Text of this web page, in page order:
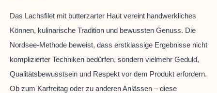
Das Lachsfilet mit butterzarter Haut vereint handwerkliches
Können, kulinarische Tradition und bewussten Genuss. Die
Nordsee-Methode beweist, dass erstklassige Ergebnisse nicht
komplizierter Techniken bedürfen, sondern vielmehr Geduld,
Qualitätsbewusstsein und Respekt vor dem Produkt erfordern.
Ob zum Karfreitag oder zu anderen Anlässen – diese